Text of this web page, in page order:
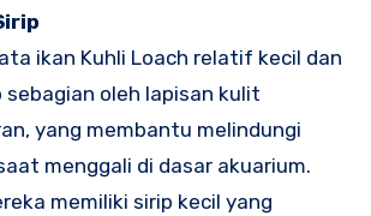
ikan Kuhli Loach relatif kecil dan
oleh lapisan kulit
yang membantu melindungi
menggali di dasar akuarium.
memiliki sirip kecil yang